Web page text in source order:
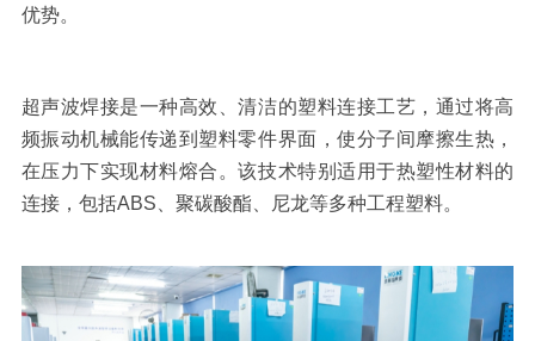
优势。
超声波焊接是一种高效、清洁的塑料连接工艺，通过将高
频振动机械能传递到塑料零件界面，使分子间摩擦生热，
在压力下实现材料熔合。该技术特别适用于热塑性材料的
连接，包括ABS 、聚碳酸酯、尼龙等多种工程塑料。